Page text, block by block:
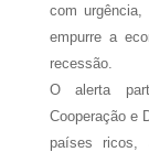
com urgência,
empurre a
recessão.
O alerta
Cooperação e
países ricos,